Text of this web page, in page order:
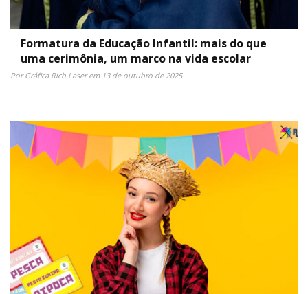
Formatura da Educação Infantil: mais do que
uma cerimônia, um marco na vida escolar
Por Gráfica Rich Laser em 13 de outubro de 2025